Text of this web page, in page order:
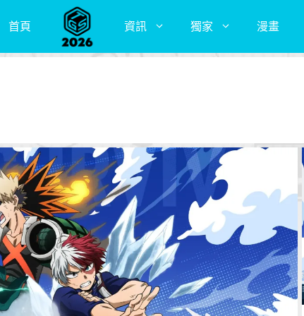
首頁 資訊 獨家 漫畫